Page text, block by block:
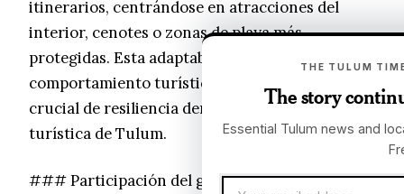
itinerarios, centrándose en atracciones del
interior, cenotes o zonas de playa más
protegidas. Esta adaptabilidad en el
comportamiento turístico subraya un elemento
crucial de resiliencia dentro de la economía
turística de Tulum.
### Participación del gobierno y la comunidad
THE TULUM
The story
Essential Tulum news and
Email address